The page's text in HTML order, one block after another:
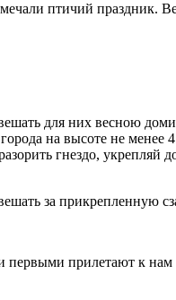
птичий праздник.
для них весною
на высоте не менее
гнездо, укрепляй
за прикрепленную
первыми прилетают к